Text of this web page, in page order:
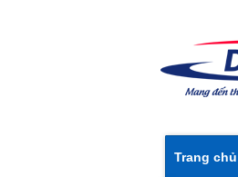
Trang chủ